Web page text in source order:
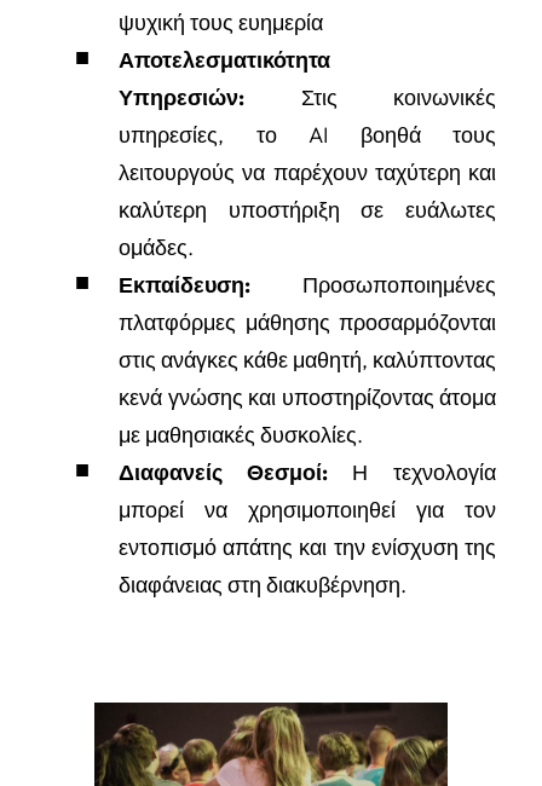
ψυχική τους ευημερία
Αποτελεσματικότητα
Υπηρεσιών: Στις κοινωνικές
υπηρεσίες, το AI βοηθά τους
λειτουργούς να παρέχουν ταχύτερη και
καλύτερη υποστήριξη σε ευάλωτες
ομάδες.
Εκπαίδευση: Προσωποποιημένες
πλατφόρμες μάθησης προσαρμόζονται
στις ανάγκες κάθε μαθητή, καλύπτοντας
κενά γνώσης και υποστηρίζοντας άτομα
με μαθησιακές δυσκολίες.
Διαφανείς Θεσμοί:Η τεχνολογία
μπορεί να χρησιμοποιηθεί για τον
εντοπισμό απάτης και την ενίσχυση της
διαφάνειας στη διακυβέρνηση.